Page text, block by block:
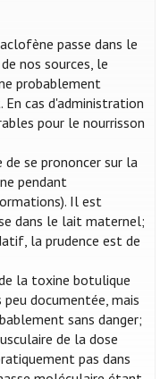
passe dans le
nos sources, le
probablement
cas d'administration
pour le nourrisson
de se prononcer sur la
pendant
Il est
dans le lait maternel;
la prudence est de
la toxine botulique
documentée, mais
sans danger;
de la dose
pas dans